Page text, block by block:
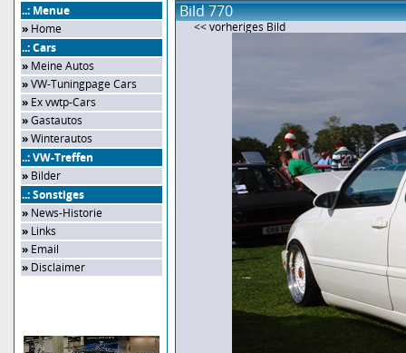
..: Menue
» Home
..: Cars
» Meine Autos
»VW-Tuningpage Cars
» Ex vwtp-Cars
»Gastautos
»Winterautos
..: VW-Treffen
» Bilder
..: Sonstiges
» News-Historie
» Links
» Email
» Disclaimer
Bild 770
<< vorheriges Bild